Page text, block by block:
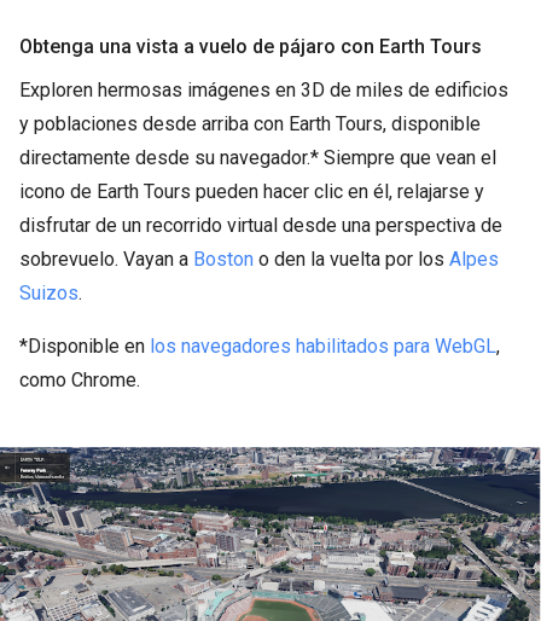
Obtenga una vista a vuelo de pájaro con Earth Tours
Exploren hermosas imágenes en 3D de miles de edificios
y poblaciones desde arriba con Earth Tours, disponible
directamente desde su navegador.* Siempre que vean el
icono de Earth Tours pueden hacer clic en él, relajarse y
disfrutar de un recorrido virtual desde una perspectiva de
sobrevuelo. Vayan a Boston o den la vuelta por los Alpes
Suizos.
*Disponible en los navegadores habilitados para WebGL,
como Chrome.